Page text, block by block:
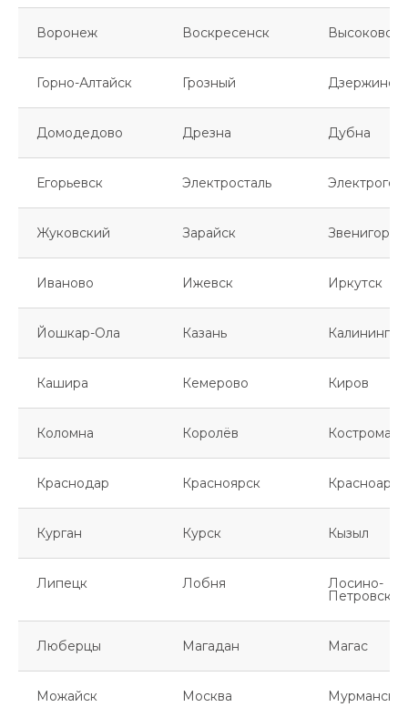
Воронеж Воскресенск Высоковск
Горно-Алтайск Грозный
Домодедово Дрезна Дубна
Егорьевск Электросталь
Жуковский Зарайск Звенигород
Иваново Ижевск Иркутск
Йошкар-Ола Казань
Кашира Кемерово Киров
Коломна Королёв Кострома
Краснодар Красноярск
Курган Курск Кызыл
Липецк Лобня Лосино-
Петровский
Люберцы Магадан Магас
Можайск Москва Мурманск